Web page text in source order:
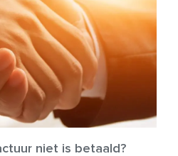
niet is betaald?